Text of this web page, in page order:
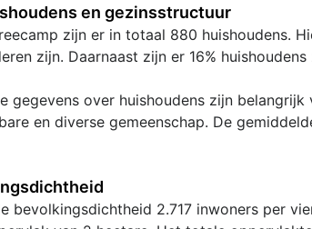
en gezinsstructuur
zijn er in totaal 880 huishoudens.
zijn. Daarnaast zijn er 16%
gegevens over huishoudens zijn
en diverse gemeenschap. De
bevolkingsdichtheid 2.717 inwoners per